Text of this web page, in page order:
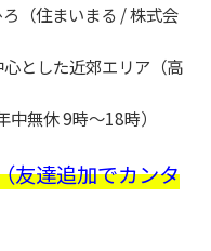
（住まいまる / 株式会
とした近郊エリア（高
無休 9時～18時）
友達追加でカンタ